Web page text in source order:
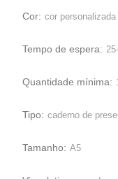
Cor: cor personalizada
Tempo de espera:
Quantidade mínima:
Tipo: caderno de
Tamanho: A5